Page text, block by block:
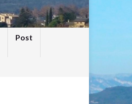
Post